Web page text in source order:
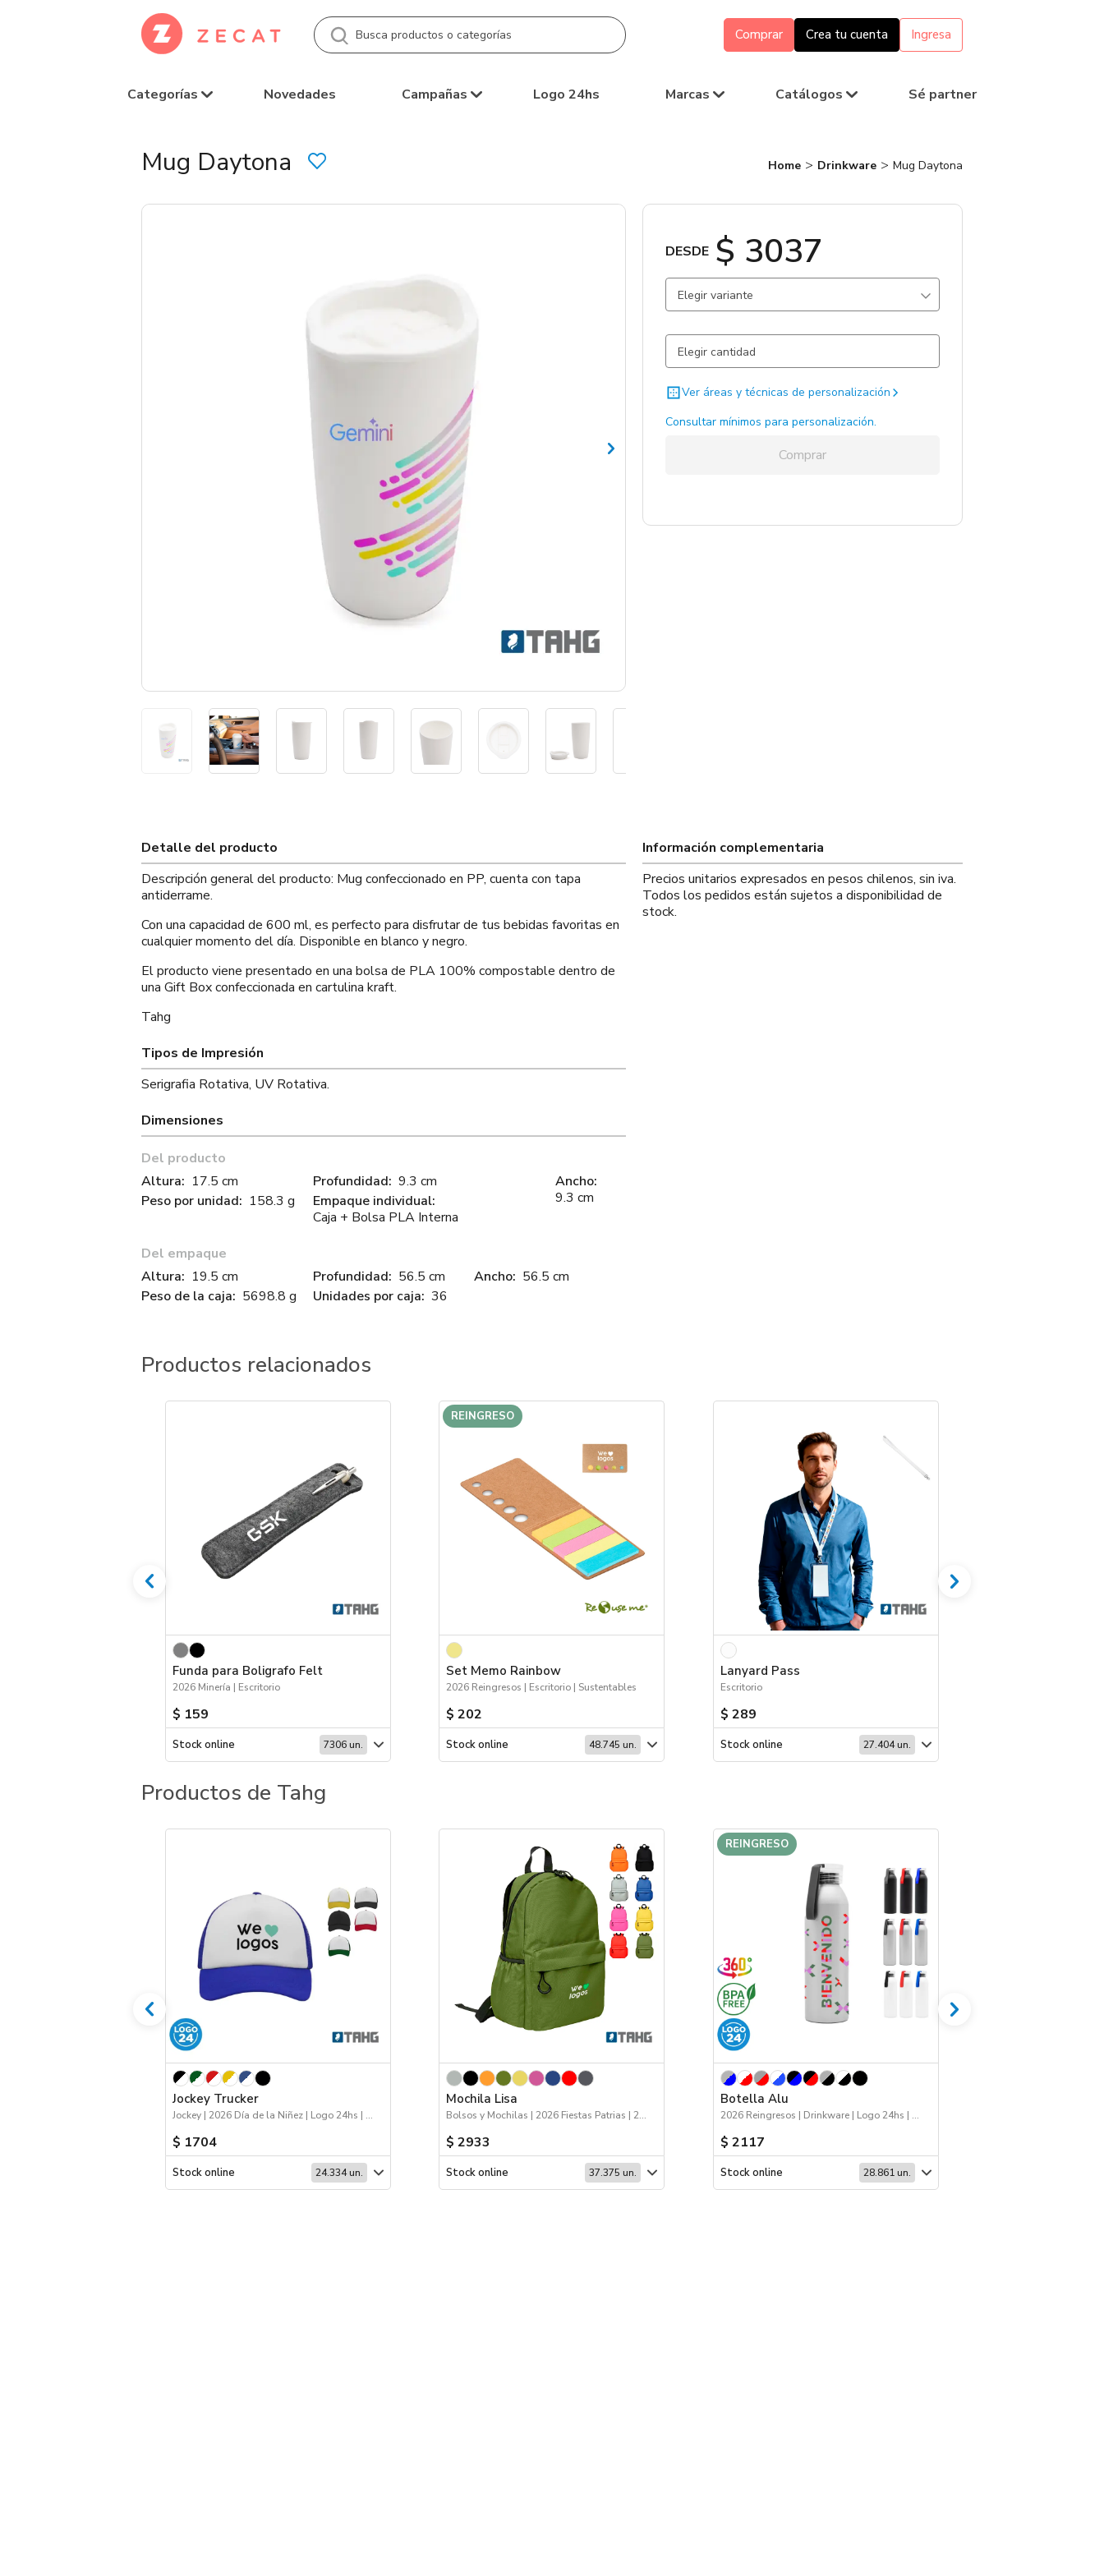
Comprar Crea tu cuenta Ingresa
Categorías Novedades Campañas Logo 24hs Marcas Catálogos Sé partner
Mug Daytona Home Drinkware Mug Daytona
DESDE $ 3037
Elegir variante
Blanco / Poliestileno / . 8057 un.
Ver áreas y técnicas de personalización
Consultar mínimos para personalización.
Comprar
Detalle del producto
Descripción general del producto: Mug confeccionado en PP, cuenta con tapa
antiderrame.
Con una capacidad de 600 ml, es perfecto para disfrutar de tus bebidas favoritas en
cualquier momento del día. Disponible en blanco y negro.
El producto viene presentado en una bolsa de PLA 100% compostable dentro de
una Gift Box confeccionada en cartulina kraft.
Tahg
Tipos de Impresión
Serigrafia Rotativa, UV Rotativa.
Dimensiones
Del producto
Altura: 17.5 cm
Peso por unidad: 158.3 g
Profundidad: 9.3 cm
Empaque individual:
Caja + Bolsa PLA Interna
Ancho:
9.3 cm
Del empaque
Altura: 19.5 cm
Peso de la caja: 5698.8 g
Profundidad: 56.5 cm
Unidades por caja: 36
Ancho: 56.5 cm
Información complementaria
Precios unitarios expresados en pesos chilenos, sin iva.
Todos los pedidos están sujetos a disponibilidad de
stock.
Productos relacionados
Funda para Boligrafo Felt
2026 Minería | Escritorio
$ 159
Stock online 7306 un.
REINGRESO
Set Memo Rainbow
2026 Reingresos | Escritorio | Sustentables
$ 202
Stock online 48.745 un.
Lanyard Pass
Escritorio
$ 289
Stock online 27.404 un.
Productos de Tahg
Jockey Trucker
Jockey | 2026 Día de la Niñez | Logo 24hs | Deporte
$ 1704
Stock online 24.334 un.
Mochila Lisa
Bolsos y Mochilas | 2026 Fiestas Patrias | 2026 Día de la Niñez
$ 2933
Stock online 37.375 un.
REINGRESO
Botella Alu
2026 Reingresos | Drinkware | Logo 24hs | Deporte
$ 2117
Stock online 28.861 un.